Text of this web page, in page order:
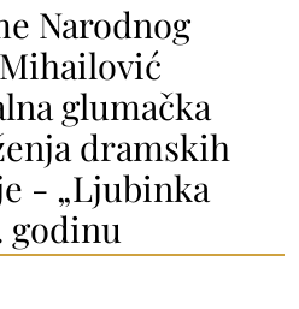
Narodnog
glumačka
dramskih
- „Ljubinka
godinu